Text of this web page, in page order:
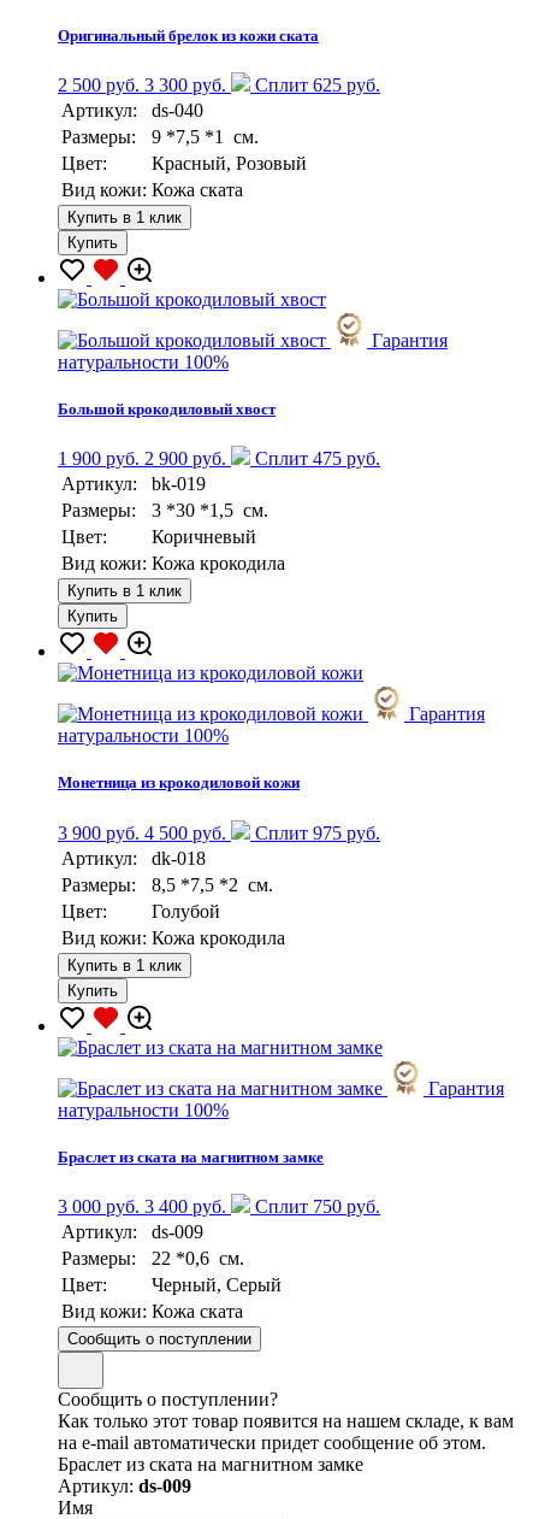
Оригинальный брелок из кожи ската
2 500 руб. 3 300 руб.
Сплит 625 руб.
Артикул:
ds-040
Размеры:
9 *7,5 *1 см.
Цвет:
Красный, Розовый
Вид кожи: Кожа ската
Купить в 1 клик
Купить
Гарантия
натуральности 100%
Большой крокодиловый хвост
1 900 руб. 2 900 руб.
Сплит 475 руб.
Артикул:
bk-019
Размеры:
3 *30 *1,5 см.
Цвет:
Коричневый
Вид кожи: Кожа крокодила
Купить в 1 клик
Купить
Гарантия
натуральности 100%
Монетница из крокодиловой кожи
3 900 руб. 4 500 руб.
Сплит 975 руб.
Артикул:
dk-018
Размеры:
8,5 *7,5 *2 см.
Цвет:
Голубой
Вид кожи: Кожа крокодила
Купить в 1 клик
Купить
Гарантия
натуральности 100%
Браслет из ската на магнитном замке
3 000 руб. 3 400 руб.
Сплит 750 руб.
Артикул:
ds-009
Размеры:
22 *0,6 см.
Цвет:
Черный, Серый
Вид кожи: Кожа ската
Сообщить о поступлении
Сообщить о поступлении?
Как только этот товар появится на нашем складе, к вам
на e-mail автоматически придет сообщение об этом.
Браслет из ската на магнитном замке
Артикул: ds-009
Имя